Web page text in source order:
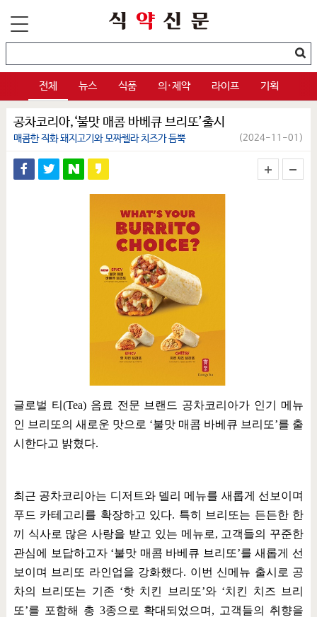
전체 뉴스 식품 의·제약 라이프 기획
공차코리아,‘불맛 매콤 바베큐 브리또’출시
매콤한 직화 돼지고기와 모짜렐라 치즈가 듬뿍 (2024-11-01)
글로벌 티 (Tea) 음료 전문 브랜드 공차코리아가 인기 메뉴
인 브리또의 새로운 맛으로 ‘불맛 매콤 바베큐 브리또’를 출
시한다고 밝혔다.
최근 공차코리아는 디저트와 델리 메뉴를 새롭게 선보이며
푸드 카테고리를 확장하고 있다. 특히 브리또는 든든한 한
끼 식사로 많은 사랑을 받고 있는 메뉴로, 고객들의 꾸준한
관심에 보답하고자 ‘불맛 매콤 바베큐 브리또’를 새롭게 선
보이며 브리또 라인업을 강화했다. 이번 신메뉴 출시로 공
차의 브리또는 기존 ‘핫 치킨 브리또’와 ‘치킨 치즈 브리
또’를 포함해 총 3종으로 확대되었으며 , 고객들의 취향을